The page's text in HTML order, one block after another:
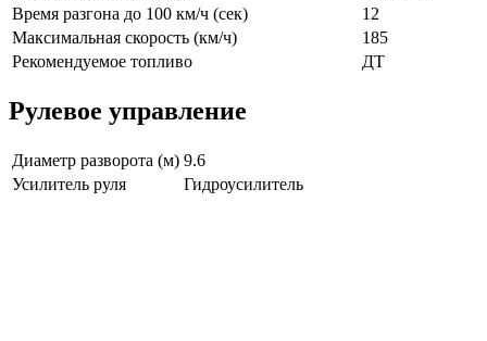
Время разгона до 100 км/ч (сек)
12
Максимальная скорость (км/ч)
185
Рекомендуемое топливо
ДТ
Рулевое управление
Диаметр разворота (м) 9.6
Усилитель руля
Гидроусилитель